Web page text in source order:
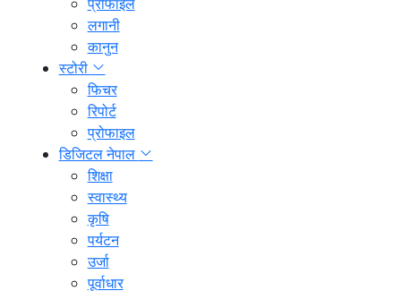
लगानी
कानुन
स्टोरी
फिचर
रिपोर्ट
प्रोफाइल
डिजिटल नेपाल
शिक्षा
स्वास्थ्य
कृषि
पर्यटन
उर्जा
पूर्वाधार